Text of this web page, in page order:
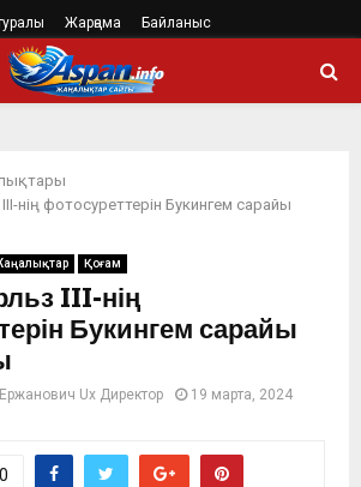
Жарңама Байланыс
нің фотосуреттерін Букингем сарайы
Қоғам
III-нің
Букингем сарайы
Ux Директор
19 марта, 2024
0